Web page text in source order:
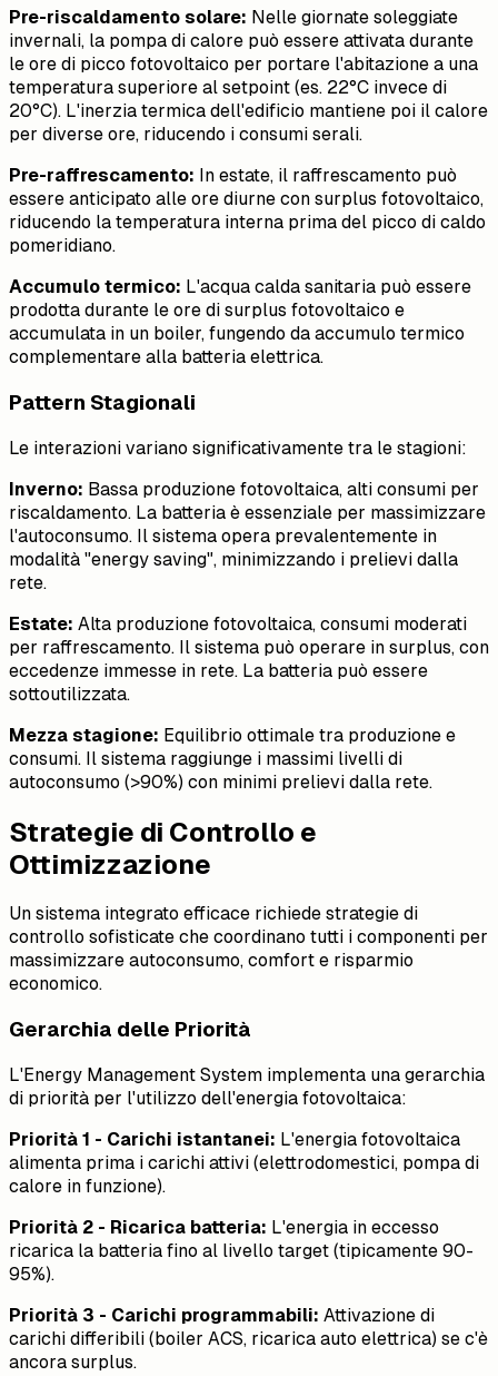
Pre-riscaldamento solare: Nelle giornate soleggiate
invernali, la pompa di calore può essere attivata durante
le ore di picco fotovoltaico per portare l'abitazione a una
temperatura superiore al setpoint (es. 22°C invece di
20°C). L'inerzia termica dell'edificio mantiene poi il calore
per diverse ore, riducendo i consumi serali.
Pre-raffrescamento: In estate, il raffrescamento può
essere anticipato alle ore diurne con surplus fotovoltaico,
riducendo la temperatura interna prima del picco di caldo
pomeridiano.
Accumulo termico: L'acqua calda sanitaria può essere
prodotta durante le ore di surplus fotovoltaico e
accumulata in un boiler, fungendo da accumulo termico
complementare alla batteria elettrica.
Pattern Stagionali
Le interazioni variano significativamente tra le stagioni:
Inverno: Bassa produzione fotovoltaica, alti consumi per
riscaldamento. La batteria è essenziale per massimizzare
l'autoconsumo. Il sistema opera prevalentemente in
modalità "energy saving", minimizzando i prelievi dalla
rete.
Estate: Alta produzione fotovoltaica, consumi moderati
per raffrescamento. Il sistema può operare in surplus, con
eccedenze immesse in rete. La batteria può essere
sottoutilizzata.
Mezza stagione: Equilibrio ottimale tra produzione e
consumi. Il sistema raggiunge i massimi livelli di
autoconsumo (>90%) con minimi prelievi dalla rete.
Strategie di Controllo e
Ottimizzazione
Un sistema integrato efficace richiede strategie di
controllo sofisticate che coordinano tutti i componenti per
massimizzare autoconsumo, comfort e risparmio
economico.
Gerarchia delle Priorità
L'Energy Management System implementa una gerarchia
di priorità per l'utilizzo dell'energia fotovoltaica:
Priorità 1 - Carichi istantanei: L'energia fotovoltaica
alimenta prima i carichi attivi (elettrodomestici, pompa di
calore in funzione).
Priorità 2 - Ricarica batteria: L'energia in eccesso
ricarica la batteria fino al livello target (tipicamente 90-
95%).
Priorità 3 - Carichi programmabili: Attivazione di
carichi differibili (boiler ACS, ricarica auto elettrica) se c'è
ancora surplus.